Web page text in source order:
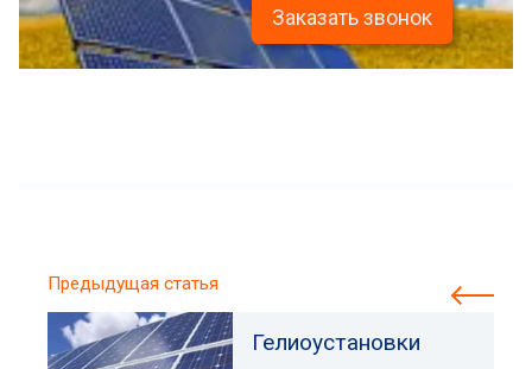
Заказать звонок
Предыдущая статья
Гелиоустановки